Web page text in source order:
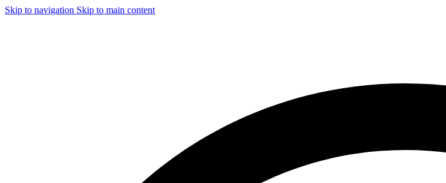
Skip to navigation Skip to main content